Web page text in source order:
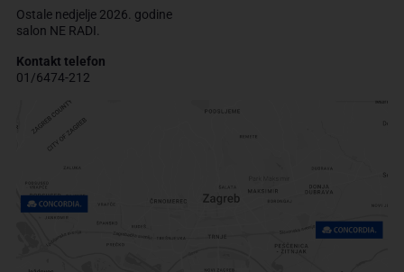
Ostale nedjelje 2026. godine
salon NE RADI.
Kontakt telefon
01/6474-212